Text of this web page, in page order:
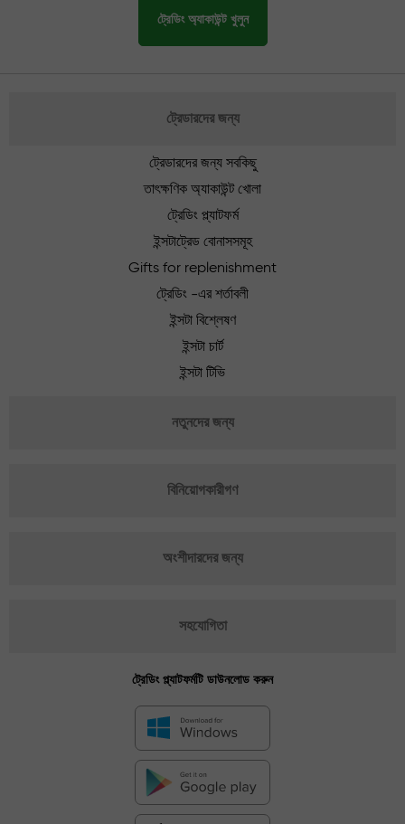
ট্রেডিং অ্যাকাউন্ট খুলুন
ট্রেডারদের জন্য
ট্রেডারদের জন্য সবকিছু
তাৎক্ষণিক অ্যাকাউন্ট খোলা
ট্রেডিং প্ল্যাটফর্ম
ইন্সটাট্রেড বোনাসসমূহ
Gifts for replenishment
ট্রেডিং -এর শর্তাবলী
ইন্সটা বিশ্লেষণ
ইন্সটা চার্ট
ইন্সটা টিভি
নতুনদের জন্য
বিনিয়োগকারীগণ
অংশীদারদের জন্য
সহযোগিতা
ট্রেডিং প্ল্যাটফর্মটি ডাউনলোড করুন